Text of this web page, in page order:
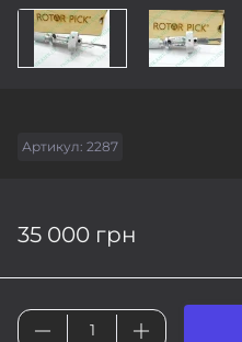
Артикул: 2287
35 000 грн